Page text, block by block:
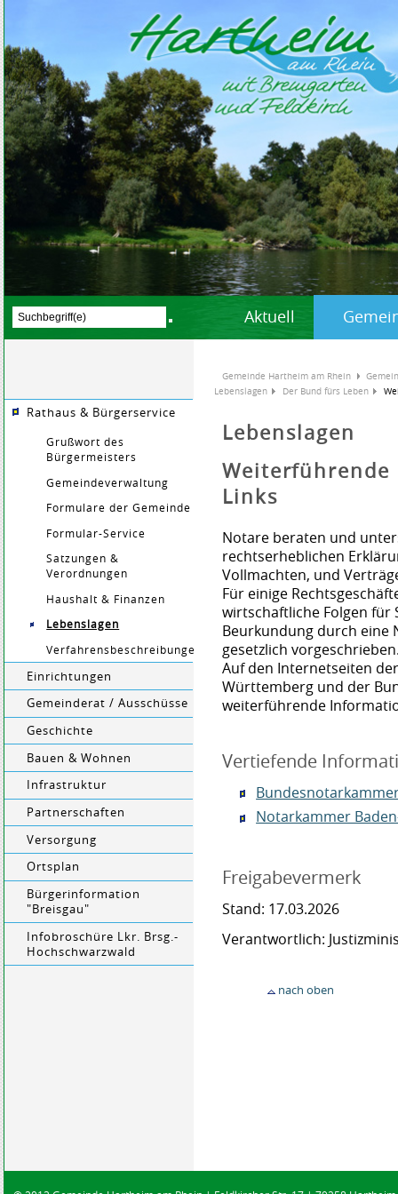
Aktuell
Rathaus & Bürgerservice
Grußwort des
Bürgermeisters
Gemeindeverwaltung
Formulare der Gemeinde
Formular-Service
Satzungen &
Verordnungen
Haushalt & Finanzen
Lebenslagen
Verfahrensbeschreibungen
Einrichtungen
Gemeinderat / Ausschüsse
Geschichte
Bauen & Wohnen
Infrastruktur
Partnerschaften
Versorgung
Ortsplan
Bürgerinformation
"Breisgau"
Infobroschüre Lkr. Brsg.-
Hochschwarzwald
Gemeinde Hartheim am Rhein
Lebenslagen
Der Bund fürs Leben
Lebenslagen
Links
Notare beraten und
rechtserheblichen
Vollmachten, und
Für einige
wirtschaftliche Folgen für
Beurkundung durch eine
gesetzlich
Auf den Internetseiten
Württemberg und der
weiterführende
Vertiefende
Notarkammer
Freigabevermerk
Stand: 17.03.2026
Verantwortlich:
nach oben